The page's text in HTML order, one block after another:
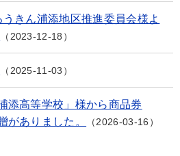
うきん浦添地区推進委員会様よ
2023-12-18
2025-11-03
添高等学校」様から商品券
がありました。
2026-03-16